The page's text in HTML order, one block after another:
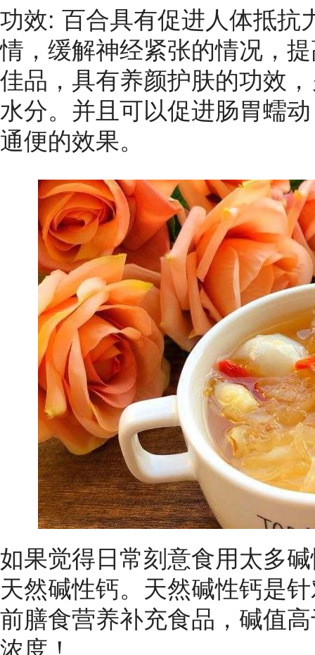
功效: 百合具有促进人体抵抗
情，缓解神经紧张的情况，
佳品，具有养颜护肤的功效
水分。并且可以促进肠胃蠕
通便的效果。
如果觉得日常刻意食用太多
天然碱性钙。天然碱性钙是
前膳食营养补充食品，碱值
浓度！